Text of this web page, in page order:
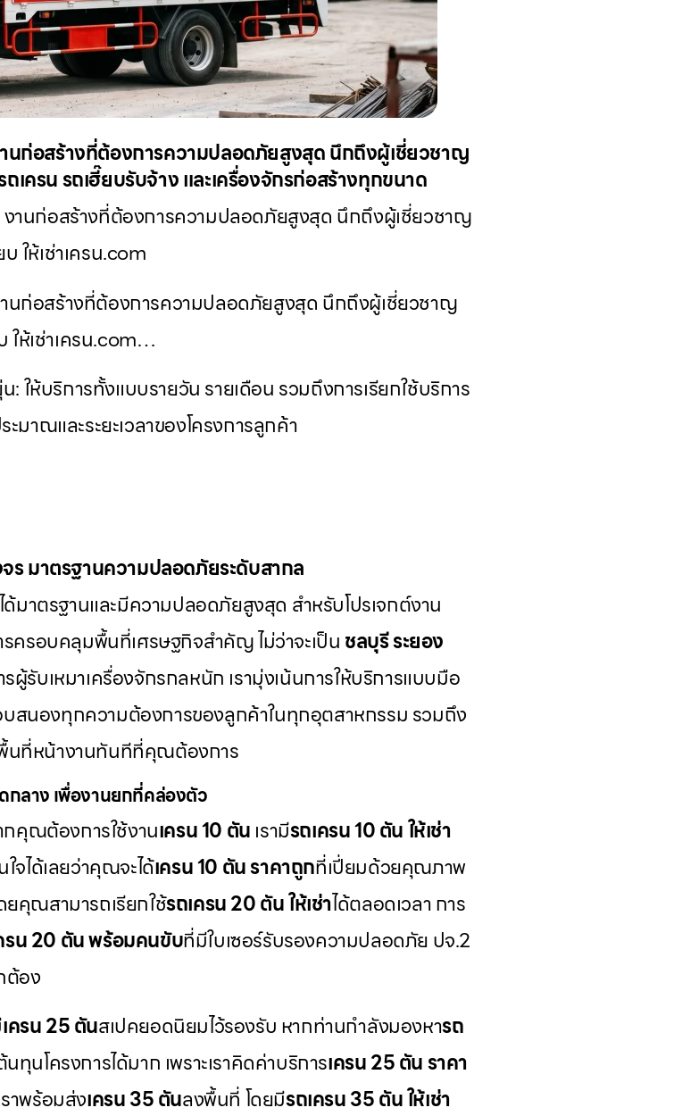
านก่อสร้างที่ต้องการความปลอดภัยสูงสุด นึกถึงผู้เชี่ยวชาญ
เครน รถเฮี๊ยบรับจ้าง และเครื่องจักรก่อสร้างทุกขนาด
านก่อสร้างที่ต้องการความปลอดภัยสูงสุด นึกถึงผู้เชี่ยวชาญ
ให้เช่าเครน.com
านก่อสร้างที่ต้องการความปลอดภัยสูงสุด นึกถึงผู้เชี่ยวชาญ
ให้เช่าเครน.com…
ให้บริการทั้งแบบรายวัน รายเดือน รวมถึงการเรียกใช้บริการ
าณและระยะเวลาของโครงการลูกค้า
ร มาตรฐานความปลอดภัยระดับสากล
ด้มาตรฐานและมีความปลอดภัยสูงสุด สำหรับโปรเจกต์งาน
รครอบคลุมพื้นที่เศรษฐกิจสำคัญ ไม่ว่าจะเป็นชลบุรี ระยอง
รับเหมาเครื่องจักรกลหนัก เรามุ่งเน้นการให้บริการแบบมือ
บสนองทุกความต้องการของลูกค้าในทุกอุตสาหกรรม รวมถึง
นที่หน้างานทันทีที่คุณต้องการ
กลาง เพื่องานยกที่คล่องตัว
คุณต้องการใช้งานเครน 10 ตัน เรามีรถเครน 10 ตัน ให้เช่า
ใจได้เลยว่าคุณจะได้เครน 10 ตัน ราคาถูกที่เปี่ยมด้วยคุณภาพ
ยคุณสามารถเรียกใช้รถเครน 20 ตัน ให้เช่าได้ตลอดเวลา การ
รน 20 ตัน พร้อมคนขับที่มีใบเซอร์รับรองความปลอดภัย ปจ.2
ต้อง
เครน 25 ตันสเปคยอดนิยมไว้รองรับ หากท่านกำลังมองหารถ
ทุนโครงการได้มาก เพราะเราคิดค่าบริการเครน 25 ตัน ราคา
าพร้อมส่งเครน 35 ตันลงพื้นที่ โดยมีรถเครน 35 ตัน ให้เช่า